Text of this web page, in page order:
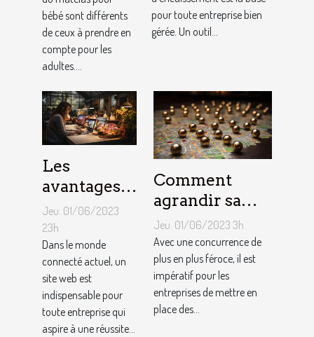
bébé ?
bébé sont différents
de ceux à prendre en
compte pour les
adultes....
entreprise ?
pour toute entreprise bien
gérée. Un outil...
Les
avantages
de faire
appel à un
spécialiste
de
conception
de site web
Jeu. 01/06/2023
23h
Dans le monde
connecté actuel, un
site web est
indispensable pour
toute entreprise qui
aspire à une réussite...
Comment
agrandir sa
notoriété
locale et
fidéliser sa
clientèle grâce
aux outils du
référencement
Jeu. 01/06/2023 3h
Avec une concurrence de
plus en plus féroce, il est
impératif pour les
entreprises de mettre en
place des...